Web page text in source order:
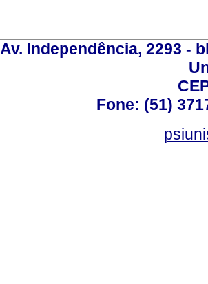
Av. Independência, 2293 -
Fone: (51)